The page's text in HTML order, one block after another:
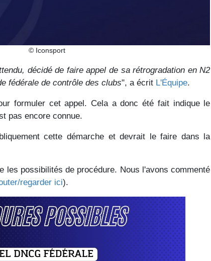
© Iconsport
décidé de faire appel de sa rétrogradation en N2
fédérale de contrôle des clubs", a écrit L'Équipe.
formuler cet appel. Cela a donc été fait indique le
pas encore connue.
cette démarche et devrait le faire dans la
les possibilités de procédure. Nous l'avons commenté
regarder ici).